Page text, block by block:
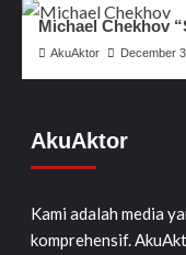
Michael Chekhov
AkuAktor December
AkuAktor
Kami adalah media
komprehensif.